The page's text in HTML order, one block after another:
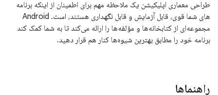
طراحی معماری اپلیکیشن یک ملاحظه مهم برای اطمینان از اینکه برنامه
های شما قوی، قابل آزمایش و قابل نگهداری هستند، است. Android
مجموعه‌ای از کتابخانه‌ها و مؤلفه‌ها را ارائه می‌کند تا به شما کمک کند
برنامه خود را مطابق بهترین شیوه‌ها کنار هم قرار دهید.
راهنماها